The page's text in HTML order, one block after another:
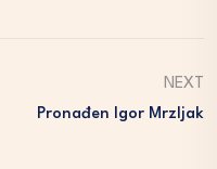
NEXT
Pronađen Igor Mrzljak